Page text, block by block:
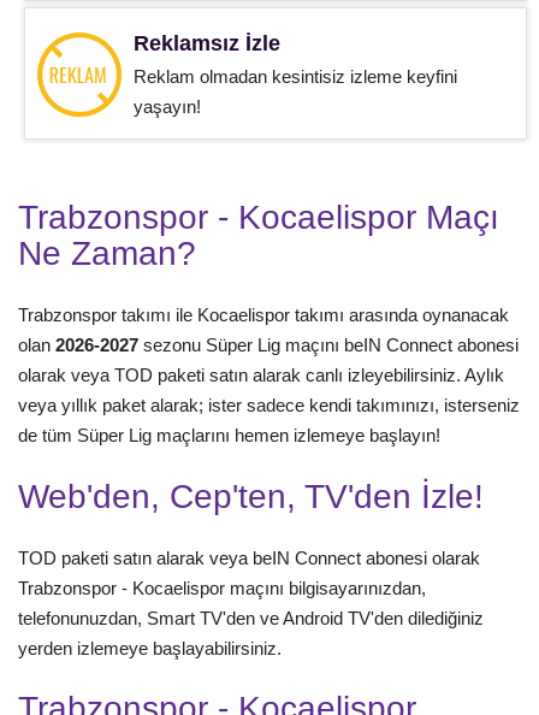
Reklamsız İzle
Reklam olmadan kesintisiz izleme keyfini
yaşayın!
Trabzonspor - Kocaelispor Maçı
Ne Zaman?
Trabzonspor takımı ile Kocaelispor takımı arasında oynanacak
olan 2026-2027 sezonu Süper Lig maçını beIN Connect abonesi
olarak veya TOD paketi satın alarak canlı izleyebilirsiniz. Aylık
veya yıllık paket alarak; ister sadece kendi takımınızı, isterseniz
de tüm Süper Lig maçlarını hemen izlemeye başlayın!
Web'den, Cep'ten, TV'den İzle!
TOD paketi satın alarak veya beIN Connect abonesi olarak
Trabzonspor - Kocaelispor maçını bilgisayarınızdan,
telefonunuzdan, Smart TV'den ve Android TV'den dilediğiniz
yerden izlemeye başlayabilirsiniz.